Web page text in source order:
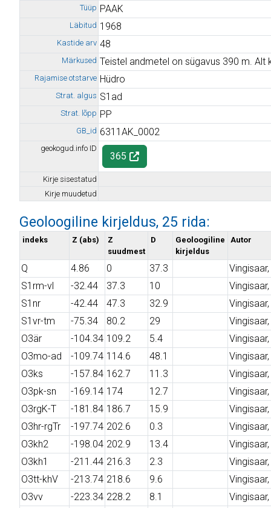
Tüüp PAAK
Läbitud 1968
Kastide arv 48
Märkused Teistel andmetel on sügavus 390 m. Alt
Rajamise otstarve Hüdro
Strat. algus S1ad
Strat. lõpp PP
GB_id 6311AK_0002
geokogud.info ID
365
Kirje sisestatud
Kirje muudetud
Geoloogiline kirjeldus, 25 rida:
indeks Z (abs)
Z
suudmest
D
Geoloogiline
kirjeldus
Autor
Q 4.86 0 37.3
Vingisaar,
S1rm-vl
-32.44 37.3 10
Vingisaar,
S1nr
-42.44 47.3 32.9
Vingisaar,
S1vr-tm
-75.34 80.2 29
Vingisaar,
O3är
-104.34 109.2 5.4
Vingisaar,
O3mo-ad
-109.74 114.6 48.1
Vingisaar,
O3ks
-157.84 162.7 11.3
Vingisaar,
O3pk-sn
-169.14 174 12.7
Vingisaar,
O3rgK-T
-181.84 186.7 15.9
Vingisaar,
O3hr-rgTr
-197.74 202.6 0.3
Vingisaar,
O3kh2
-198.04 202.9 13.4
Vingisaar,
O3kh1
-211.44 216.3 2.3
Vingisaar,
O3tt-khV
-213.74 218.6 9.6
Vingisaar,
O3vv
-223.34 228.2 8.1
Vingisaar,